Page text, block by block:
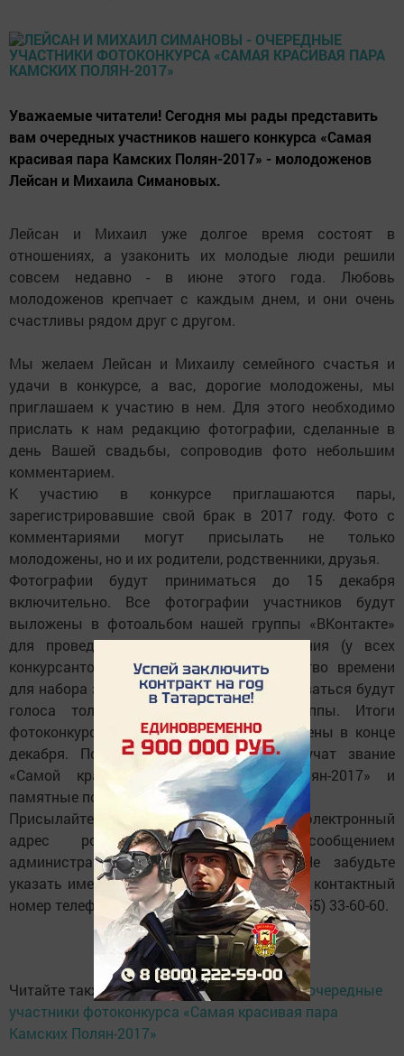
Уважаемые читатели! Сегодня мы рады представить
вам очередных участников нашего конкурса «Самая
красивая пара Камских Полян-2017» - молодоженов
Лейсан и Михаила Симановых.
Лейсан и Михаил уже долгое время состоят в
отношениях, а узаконить их молодые люди решили
совсем недавно - в июне этого года. Любовь
молодоженов крепчает с каждым днем, и они очень
счастливы рядом друг с другом.
Мы желаем Лейсан и Михаилу семейного счастья и
удачи в конкурсе, а вас, дорогие молодожены, мы
приглашаем к участию в нем. Для этого необходимо
прислать к нам редакцию фотографии, сделанные в
день Вашей свадьбы, сопроводив фото небольшим
комментарием.
К участию в конкурсе приглашаются пары,
зарегистрировавшие свой брак в 2017 году. Фото с
комментариями могут присылать не только
молодожены, но и их родители, родственники, друзья.
Фотографии будут приниматься до 15 декабря
включительно. Все фотографии участников будут
выложены в фотоальбом нашей группы «ВКонтакте»
для проведения зрительского голосования (у всех
конкурсантов будет одинаковое количество времени
для набора зрительских симпатий). Учитываться будут
голоса только участников нашей группы. Итоги
фотоконкурса будут подведены и объявлены в конце
декабря. Победители фотоконкурса получат звание
«Самой красивой пары Камских Полян-2017» и
памятные подарки.
Присылайте свои фотографии на наш электронный
адрес posinform@yandex.ru или сообщением
администратору группы «ВКонтакте». Не забудьте
указать имена и фамилии, дату свадьбы и контактный
номер телефона. Телефон для справок 8(8555) 33-60-60.
Читайте также:Алина и Сергей Роменские - очередные
участники фотоконкурса «Самая красивая пара
Камских Полян-2017»